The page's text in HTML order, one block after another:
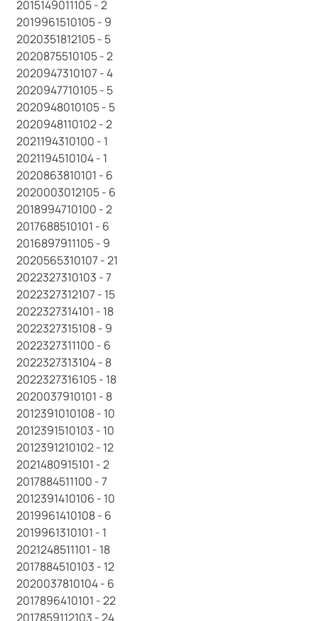
2015149011105 - 2
2019961510105 - 9
2020351812105 - 5
2020875510105 - 2
2020947310107 - 4
2020947710105 - 5
2020948010105 - 5
2020948110102 - 2
2021194310100 - 1
2021194510104 - 1
2020863810101 - 6
2020003012105 - 6
2018994710100 - 2
2017688510101 - 6
2016897911105 - 9
2020565310107 - 21
2022327310103 - 7
2022327312107 - 15
2022327314101 - 18
2022327315108 - 9
2022327311100 - 6
2022327313104 - 8
2022327316105 - 18
2020037910101 - 8
2012391010108 - 10
2012391510103 - 10
2012391210102 - 12
2021480915101 - 2
2017884511100 - 7
2012391410106 - 10
2019961410108 - 6
2019961310101 - 1
2021248511101 - 18
2017884510103 - 12
2020037810104 - 6
2017896410101 - 22
2017859112103 - 24